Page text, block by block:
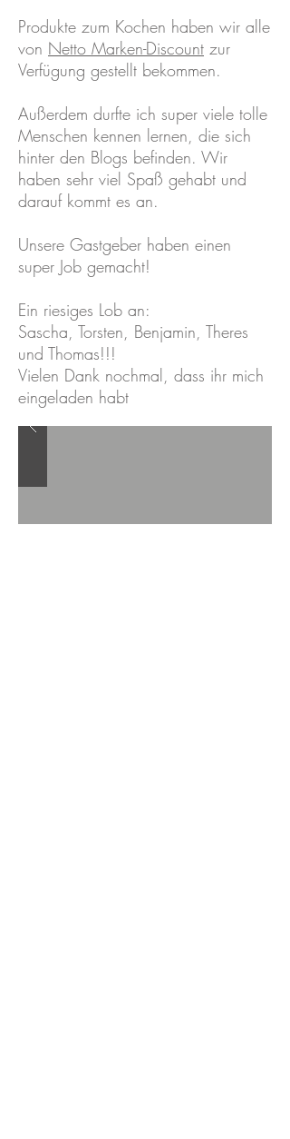
Produkte zum Kochen haben wir alle
von Netto Marken-Discount zur
Verfügung gestellt bekommen.
Außerdem durfte ich super viele tolle
Menschen kennen lernen, die sich
hinter den Blogs befinden. Wir
haben sehr viel Spaß gehabt und
darauf kommt es an.
Unsere Gastgeber haben einen
super Job gemacht!
Ein riesiges Lob an:
Sascha, Torsten, Benjamin, Theres
und Thomas!!!
Vielen Dank nochmal, dass ihr mich
eingeladen habt